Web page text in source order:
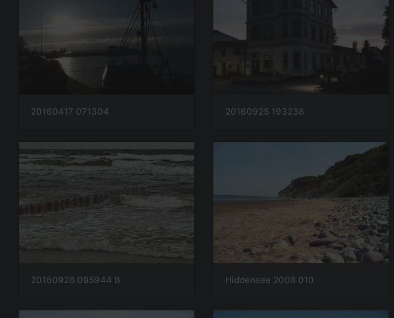
20160417 071304 20160925 193238
20160928 095944 B Hiddensee 2008 010